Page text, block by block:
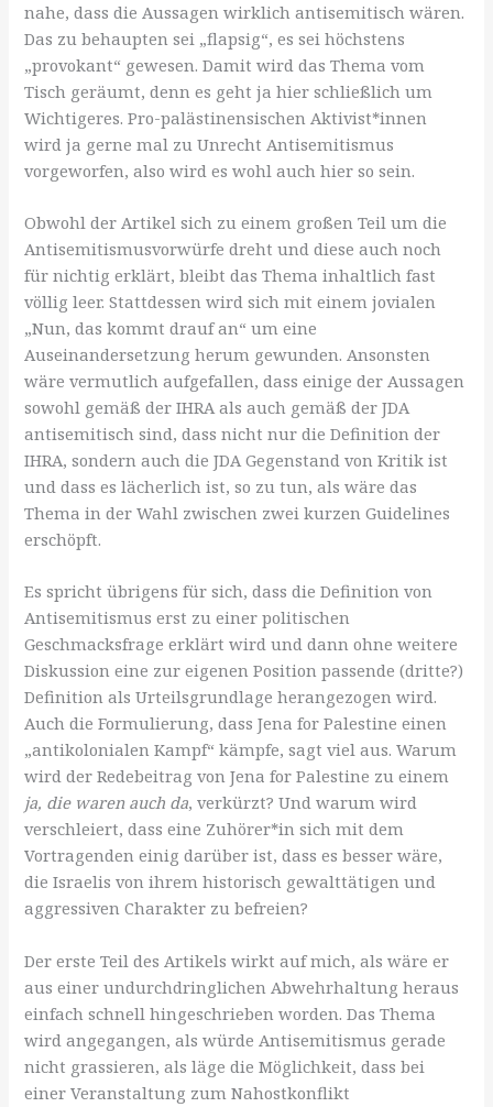
nahe, dass die Aussagen wirklich antisemitisch wären.
Das zu behaupten sei „flapsig“, es sei höchstens
„provokant“ gewesen. Damit wird das Thema vom
Tisch geräumt, denn es geht ja hier schließlich um
Wichtigeres. Pro-palästinensischen Aktivist*innen
wird ja gerne mal zu Unrecht Antisemitismus
vorgeworfen, also wird es wohl auch hier so sein.
Obwohl der Artikel sich zu einem großen Teil um die
Antisemitismusvorwürfe dreht und diese auch noch
für nichtig erklärt, bleibt das Thema inhaltlich fast
völlig leer. Stattdessen wird sich mit einem jovialen
„Nun, das kommt drauf an“ um eine
Auseinandersetzung herum gewunden. Ansonsten
wäre vermutlich aufgefallen, dass einige der Aussagen
sowohl gemäß der IHRA als auch gemäß der JDA
antisemitisch sind, dass nicht nur die Definition der
IHRA, sondern auch die JDA Gegenstand von Kritik ist
und dass es lächerlich ist, so zu tun, als wäre das
Thema in der Wahl zwischen zwei kurzen Guidelines
erschöpft.
Es spricht übrigens für sich, dass die Definition von
Antisemitismus erst zu einer politischen
Geschmacksfrage erklärt wird und dann ohne weitere
Diskussion eine zur eigenen Position passende (dritte?)
Definition als Urteilsgrundlage herangezogen wird.
Auch die Formulierung, dass Jena for Palestine einen
„antikolonialen Kampf“ kämpfe, sagt viel aus. Warum
wird der Redebeitrag von Jena for Palestine zu einem
ja, die waren auch da, verkürzt? Und warum wird
verschleiert, dass eine Zuhörer*in sich mit dem
Vortragenden einig darüber ist, dass es besser wäre,
die Israelis von ihrem historisch gewalttätigen und
aggressiven Charakter zu befreien?
Der erste Teil des Artikels wirkt auf mich, als wäre er
aus einer undurchdringlichen Abwehrhaltung heraus
einfach schnell hingeschrieben worden. Das Thema
wird angegangen, als würde Antisemitismus gerade
nicht grassieren, als läge die Möglichkeit, dass bei
einer Veranstaltung zum Nahostkonflikt